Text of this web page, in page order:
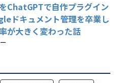
ChatGPTで自作プラグイン
ドキュメント管理を卒業し
が大きく変わった話